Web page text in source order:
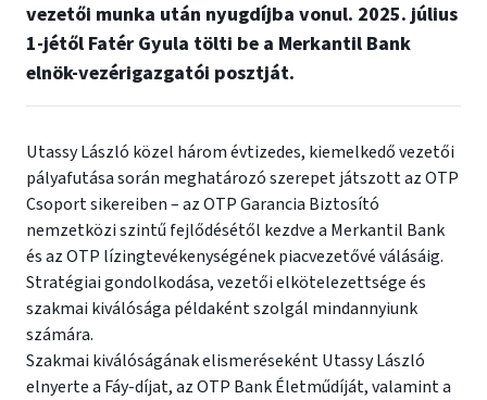
vezetői munka után nyugdíjba vonul. 2025. július
1-jétől Fatér Gyula tölti be a Merkantil Bank
elnök-vezérigazgatói posztját.
Utassy László közel három évtizedes, kiemelkedő vezetői
pályafutása során meghatározó szerepet játszott az OTP
Csoport sikereiben – az OTP Garancia Biztosító
nemzetközi szintű fejlődésétől kezdve a Merkantil Bank
és az OTP lízingtevékenységének piacvezetővé válásáig.
Stratégiai gondolkodása, vezetői elkötelezettsége és
szakmai kiválósága példaként szolgál mindannyiunk
számára.
Szakmai kiválóságának elismeréseként Utassy László
elnyerte a Fáy-díjat, az OTP Bank Életműdíját, valamint a